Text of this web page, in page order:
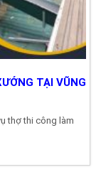
TẠI VŨNG
thợ thi công làm